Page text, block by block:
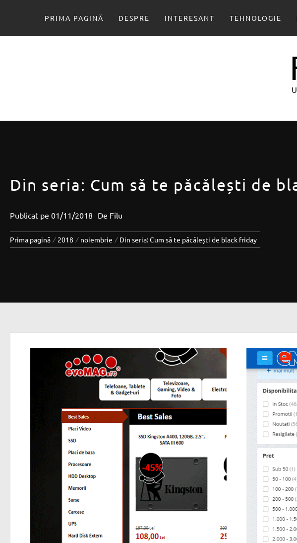
PRIMA PAGINĂ DESPRE INTERESANT TEHNOLOGIE
Din seria: Cum să te păcălești de
Publicat pe 01/11/2018 De Filu
Prima pagină 2018 noiembrie Din seria: Cum să te păcălești de black friday